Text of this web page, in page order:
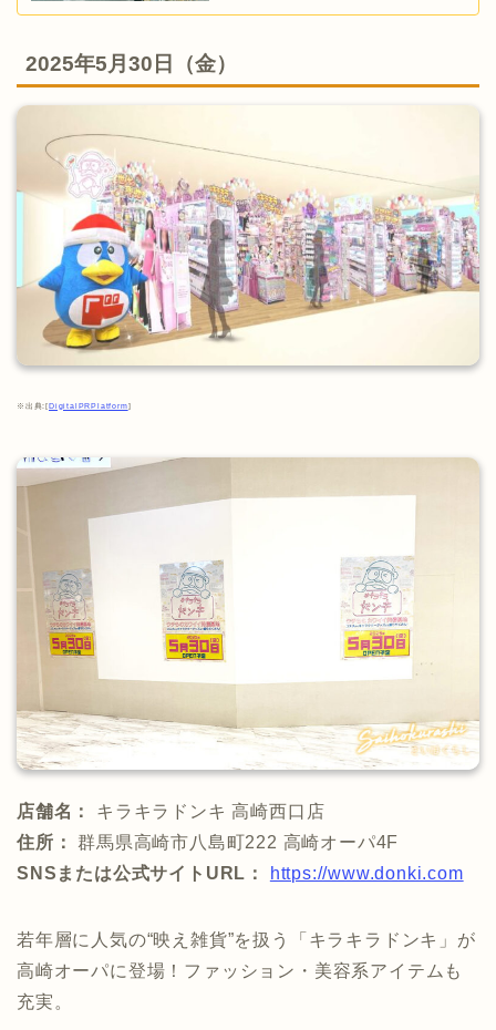
2025年5月30日（金）
※出典:[ DigitalPRPlatform]
店舗名：
キラキラドンキ 高崎西口店
住所：
群馬県高崎市八島町222 高崎オーパ4F
SNSまたは公式サイトURL：
https://www.donki.com
若年層に人気の“映え雑貨”を扱う「キラキラドンキ」が
高崎オーパに登場！ファッション・美容系アイテムも
充実。